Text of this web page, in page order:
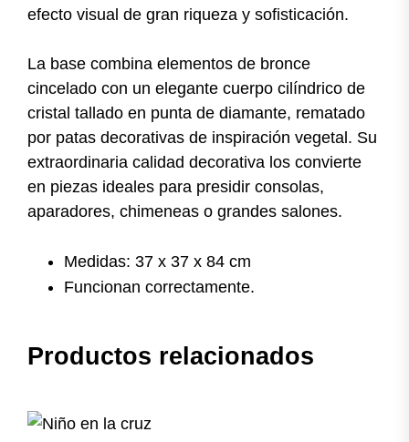
efecto visual de gran riqueza y sofisticación.
La base combina elementos de bronce
cincelado con un elegante cuerpo cilíndrico de
cristal tallado en punta de diamante, rematado
por patas decorativas de inspiración vegetal. Su
extraordinaria calidad decorativa los convierte
en piezas ideales para presidir consolas,
aparadores, chimeneas o grandes salones.
Medidas: 37 x 37 x 84 cm
Funcionan correctamente.
Productos relacionados